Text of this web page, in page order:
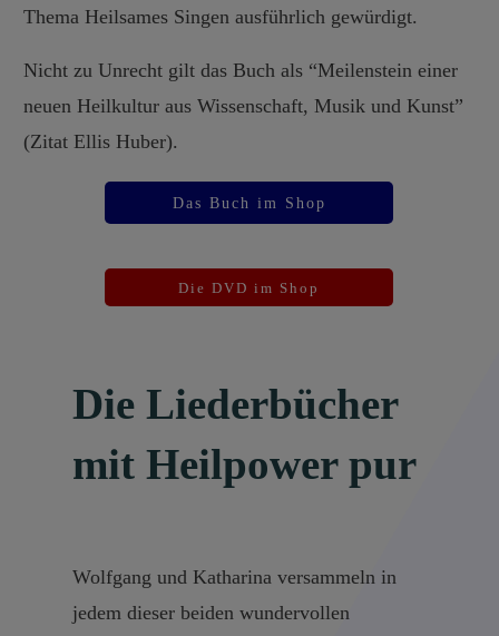
Thema Heilsames Singen ausführlich gewürdigt.
Nicht zu Unrecht gilt das Buch als “Meilenstein einer
neuen Heilkultur aus Wissenschaft, Musik und Kunst”
(Zitat Ellis Huber).
Das Buch im Shop
Die DVD im Shop
Die Liederbücher
mit Heilpower pur
Wolfgang und Katharina versammeln in
jedem dieser beiden wundervollen